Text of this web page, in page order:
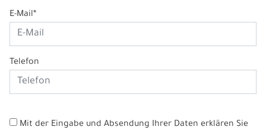
E-Mail*
Telefon
Mit der Eingabe und Absendung Ihrer Daten erklären Sie